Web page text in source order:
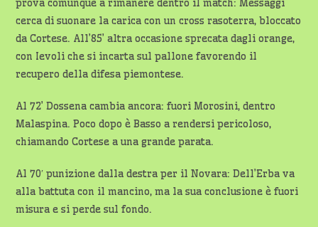
prova comunque a rimanere dentro il match: Messaggi
cerca di suonare la carica con un cross rasoterra, bloccato
da Cortese. All’85’ altra occasione sprecata dagli orange,
con Ievoli che si incarta sul pallone favorendo il
recupero della difesa piemontese.
Al 72’ Dossena cambia ancora: fuori Morosini, dentro
Malaspina. Poco dopo è Basso a rendersi pericoloso,
chiamando Cortese a una grande parata.
Al 70′ punizione dalla destra per il Novara: Dell’Erba va
alla battuta con il mancino, ma la sua conclusione è fuori
misura e si perde sul fondo.